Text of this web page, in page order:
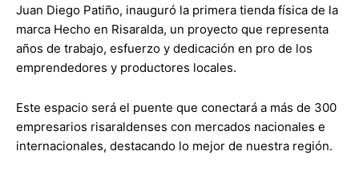
Juan Diego Patiño, inauguró la primera tienda física de la
marca Hecho en Risaralda, un proyecto que representa
años de trabajo, esfuerzo y dedicación en pro de los
emprendedores y productores locales.
Este espacio será el puente que conectará a más de 300
empresarios risaraldenses con mercados nacionales e
internacionales, destacando lo mejor de nuestra región.